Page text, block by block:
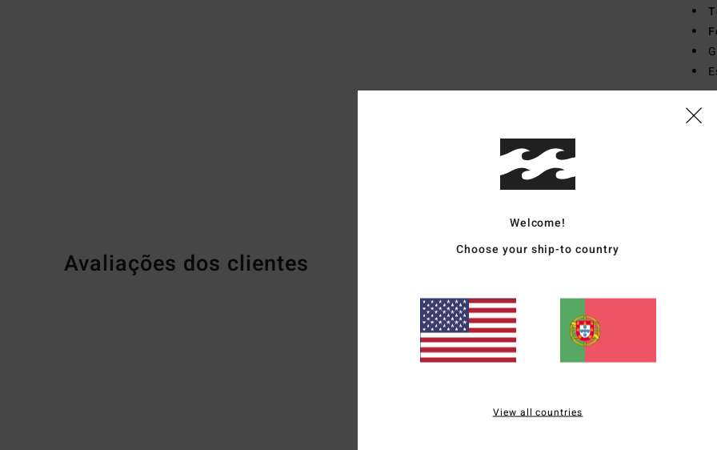
Avaliações dos clientes
Pontuação média
5.0
Welcome!
Choose your ship-to country
View all countries